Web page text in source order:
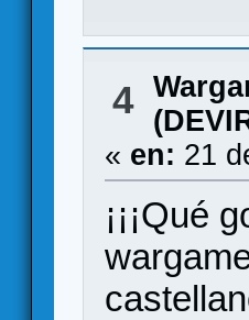
4
« en: 21
¡¡¡Qué